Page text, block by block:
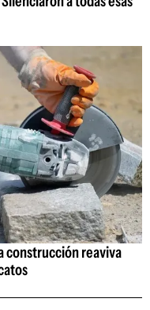
construcción reaviva